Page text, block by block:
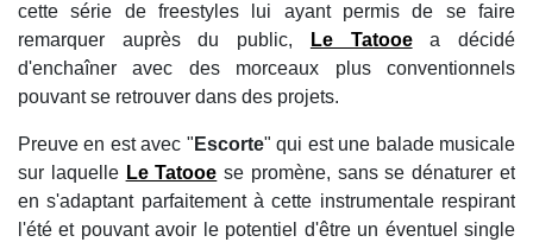
cette série de freestyles lui ayant permis de se faire
remarquer auprès du public,
Le Tatooea décidé
d'enchaîner avec des morceaux plus conventionnels
pouvant se retrouver dans des projets.
Preuve en est avec " Escorte" qui est une balade musicale
sur laquelle Le Tatooe se promène, sans se dénaturer et
en s'adaptant parfaitement à cette instrumentale respirant
l'été et pouvant avoir le potentiel d'être un éventuel single